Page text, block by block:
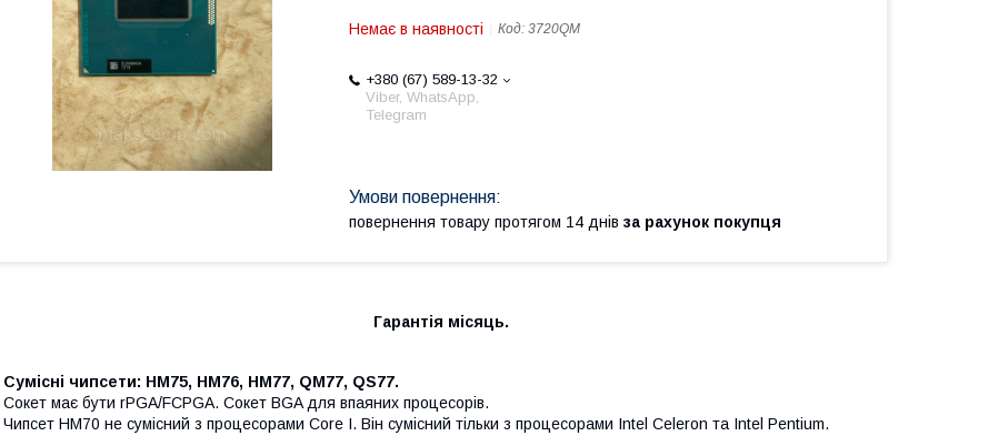
Немає в наявності Код: 3720QM
+380 (67) 589-13-32
Viber, WhatsApp,
Telegram
повернення товару протягом 14 днів за рахунок покупця
Гарантія місяць.
Сумісні чипсети: HM75, HM76, HM77, QM77, QS77.
Cокет має бути rPGA/FCPGA. Сокет BGA для впаяних процесорів.
Чипсет HM70 не сумісний з процесорами Core I. Він сумісний тільки з процесорами Intel Celeron та Intel Pentium.